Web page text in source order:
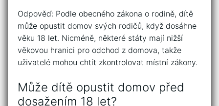
Odpověď: Podle obecného zákona o rodině, dítě
může opustit domov svých rodičů, když dosáhne
věku 18 let. Nicméně, některé státy mají nižší
věkovou hranici pro odchod z domova, takže
uživatelé mohou chtít zkontrolovat místní zákony.
Může dítě opustit domov před
dosažením 18 let?